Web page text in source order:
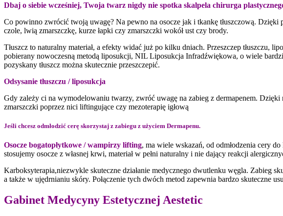
Dbaj o siebie wcześniej, Twoja twarz nigdy nie spotka skalpela chirurga
Co powinno zwrócić twoją uwagę? Na pewno na osocze jak i tkankę tłuszczową.
czole, lwią zmarszczkę, kurze łapki czy zmarszczki wokół ust czy brody.
Tłuszcz to naturalny materiał, a efekty widać już po kilku dniach. Przeszczep tłuszczu,
pobierany nowoczesną metodą liposukcji, NIL Liposukcja Infradźwiękowa, o wiele
pozyskany tłuszcz można skutecznie przeszczepić.
Odsysanie tłuszczu / liposukcja
Gdy zależy ci na wymodelowaniu twarzy, zwróć uwagę na zabieg z dermapenem.
zmarszczki poprzez nici liftingujące czy mezoterapię igłową
Jeśli chcesz odmłodzić cerę skorzystaj z zabiegu z użyciem Dermapenu.
Osocze bogatopłytkowe / wampirzy lifting, ma wiele wskazań, od odmłodzenia cery
stosujemy osocze z własnej krwi, materiał w pełni naturalny i nie dający reakcji
Karboksyterapia,niezwykle skuteczne działanie medycznego dwutlenku węgla. Zabieg
a także w ujędrnianiu skóry. Połączenie tych dwóch metod zapewnia bardzo skuteczne
Gabinet Medycyny Estetycznej Aestetic